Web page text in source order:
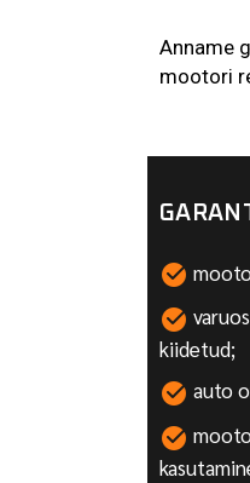
Anname
mootori
kiidetud;
auto